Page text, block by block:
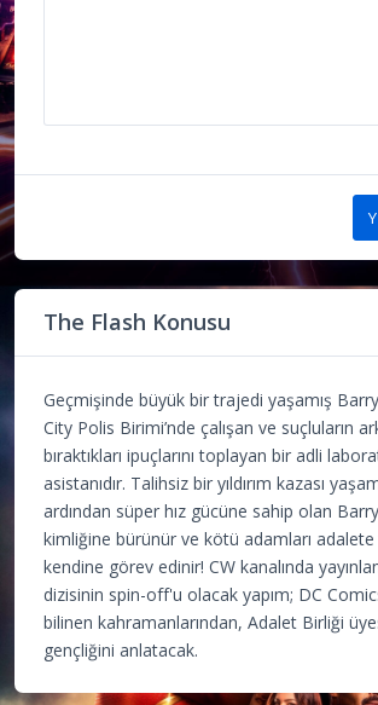
The Flash Konusu
Geçmişinde büyük bir trajedi yaşamış
City Polis Birimi’nde çalışan ve suçluların
bıraktıkları ipuçlarını toplayan bir adli
asistanıdır. Talihsiz bir yıldırım kazası
ardından süper hız gücüne sahip olan
kimliğine bürünür ve kötü adamları
kendine görev edinir! CW kanalında
dizisinin spin-off'u olacak yapım; DC
bilinen kahramanlarından, Adalet Birliği
gençliğini anlatacak.